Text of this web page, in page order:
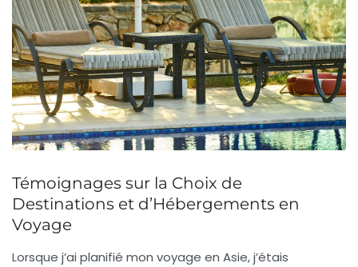
Témoignages sur la Choix de
Destinations et d’Hébergements en
Voyage
Lorsque j’ai planifié mon voyage en Asie, j’étais